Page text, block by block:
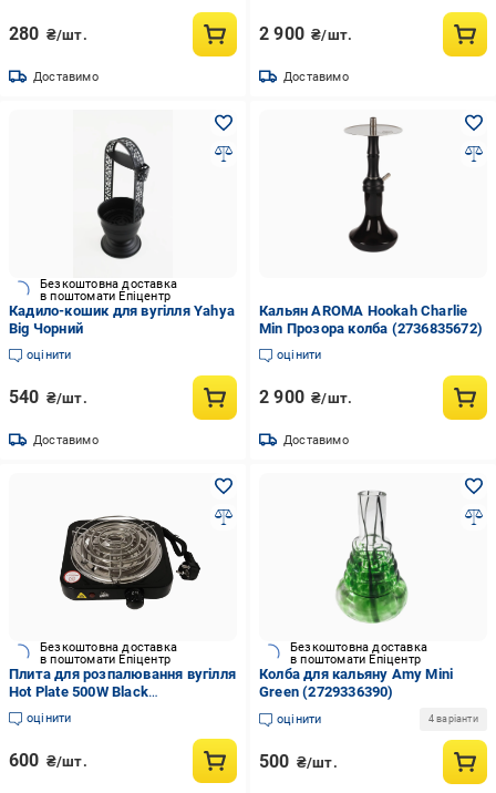
280 ₴/шт.
Доставимо
2 900 ₴/шт.
Доставимо
Безкоштовна доставка
в поштомати Епіцентр
Кадило-кошик для вугілля Yahya
Big Чорний
оцінити
540 ₴/шт.
Доставимо
Кальян AROMA Hookah Charlie
Min Прозора колба (2736835672)
оцінити
2 900 ₴/шт.
Доставимо
Безкоштовна доставка
в поштомати Епіцентр
Плита для розпалювання вугілля
Hot Plate 500W Black
(2188148439)
оцінити
600 ₴/шт.
Безкоштовна доставка
в поштомати Епіцентр
Колба для кальяну Amy Mini
Green (2729336390)
оцінити 4 варіанти
500 ₴/шт.